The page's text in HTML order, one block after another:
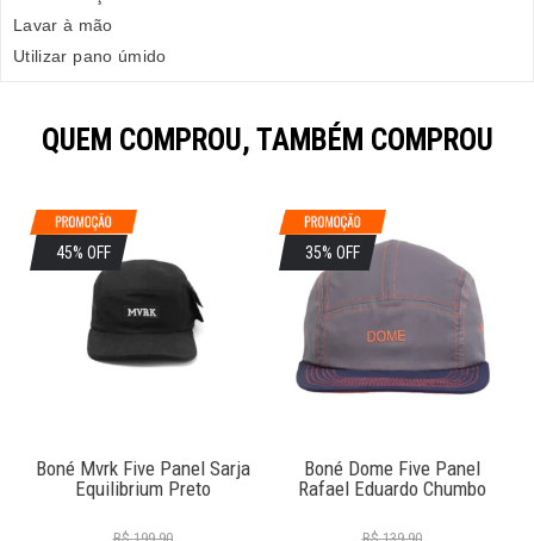
Lavar à mão
Utilizar pano úmido
QUEM COMPROU, TAMBÉM COMPROU
45% OFF
Boné Mvrk Five Panel Sarja
Equilibrium Preto
35% OFF
Boné Dome Five Panel
Rafael Eduardo Chumbo